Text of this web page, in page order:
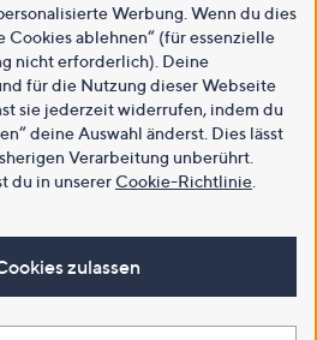
Werbung. Wenn du dies
Cookies ablehnen“ (für essenzielle
nicht erforderlich). Deine
für die Nutzung dieser Webseite
sie jederzeit widerrufen, indem du
deine Auswahl änderst. Dies lässt
Verarbeitung unberührt.
du in unsererCookie-Richtlinie
zulassen